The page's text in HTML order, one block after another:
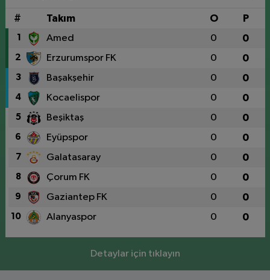
# Takım O P
1 Amed 0 0
2 Erzurumspor FK 0 0
3 Başakşehir 0 0
4 Kocaelispor 0 0
5 Beşiktaş 0 0
6 Eyüpspor 0 0
7 Galatasaray 0 0
8 Çorum FK 0 0
9 Gaziantep FK 0 0
10 Alanyaspor 0 0
Detaylar için tıklayın